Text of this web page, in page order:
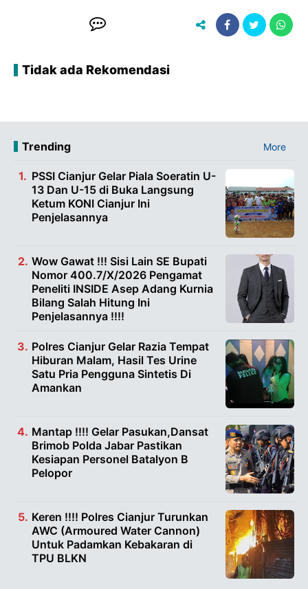
Tidak ada Rekomendasi
Trending More
PSSI Cianjur Gelar Piala Soeratin U-
13 Dan U-15 di Buka Langsung
Ketum KONI Cianjur Ini
Penjelasannya
Wow Gawat !!! Sisi Lain SE Bupati
Nomor 400.7/X/2026 Pengamat
Peneliti INSIDE Asep Adang Kurnia
Bilang Salah Hitung Ini
Penjelasannya !!!!
Polres Cianjur Gelar Razia Tempat
Hiburan Malam, Hasil Tes Urine
Satu Pria Pengguna Sintetis Di
Amankan
Mantap !!!! Gelar Pasukan,Dansat
Brimob Polda Jabar Pastikan
Kesiapan Personel Batalyon B
Pelopor
Keren !!!! Polres Cianjur Turunkan
AWC (Armoured Water Cannon)
Untuk Padamkan Kebakaran di
TPU BLKN